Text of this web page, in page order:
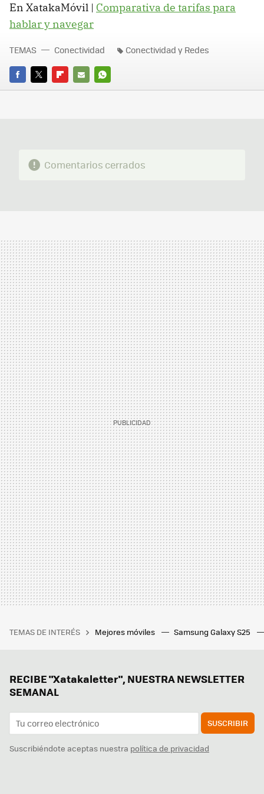
En XatakaMóvil | Comparativa de tarifas para
hablar y navegar
FACEBOOK
TWITTERFLIPBOARD
E-
WHATSAPP
TEMAS Conectividad Conectividad y Redes
Comentarios cerrados
TEMAS DE INTERÉS Mejores móviles Samsung Galaxy S25
RECIBE "Xatakaletter", NUESTRA NEWSLETTER
SEMANAL
SUSCRIBIR
Suscribiéndote aceptas nuestra política de privacidad